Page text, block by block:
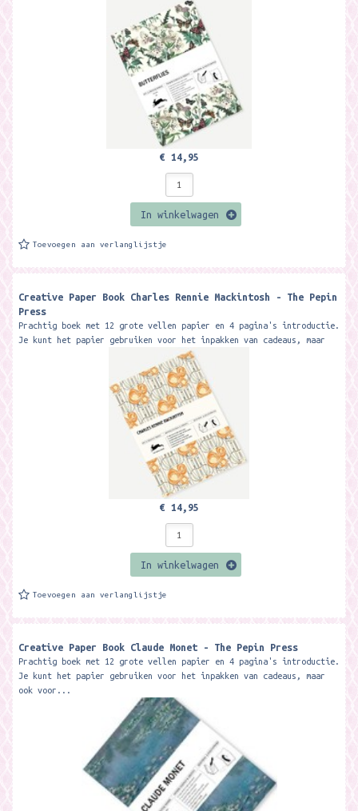
€ 14,95
In winkelwagen
Toevoegen aan verlanglijstje
Creative Paper Book Charles Rennie Mackintosh - The Pepin
Press
Prachtig boek met 12 grote vellen papier en 4 pagina's introductie.
Je kunt het papier gebruiken voor het inpakken van cadeaus, maar
€ 14,95
In winkelwagen
Toevoegen aan verlanglijstje
Creative Paper Book Claude Monet - The Pepin Press
Prachtig boek met 12 grote vellen papier en 4 pagina's introductie.
Je kunt het papier gebruiken voor het inpakken van cadeaus, maar
ook voor...